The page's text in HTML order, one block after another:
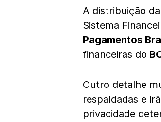
A distribuição
Sistema
Pagamentos
financeiras do
Outro detalhe
respaldadas e
privacidade